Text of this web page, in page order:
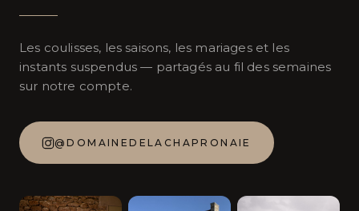
Les coulisses, les saisons, les mariages et les
instants suspendus — partagés au fil des semaines
sur notre compte.
@DOMAINEDELACHAPRONAIE